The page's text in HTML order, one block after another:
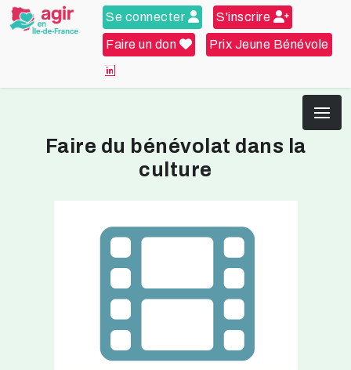
Se connecter S'inscrire
Faire un don Prix Jeune Bénévole
Faire du bénévolat dans la
culture